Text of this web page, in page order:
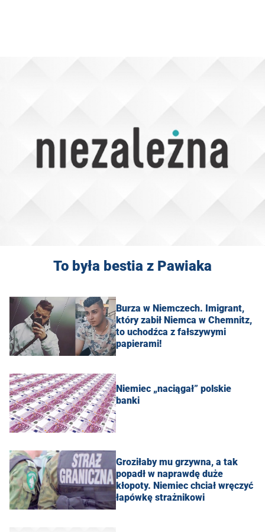
To była bestia z Pawiaka
Burza w Niemczech. Imigrant,
który zabił Niemca w Chemnitz,
to uchodźca z fałszywymi
papierami!
Niemiec „naciągał” polskie
banki
Groziłaby mu grzywna, a tak
popadł w naprawdę duże
kłopoty. Niemiec chciał wręczyć
łapówkę strażnikowi